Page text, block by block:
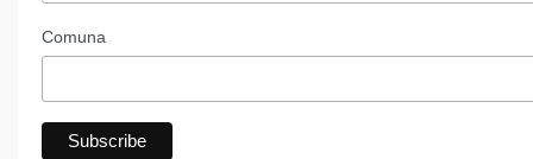
Comuna